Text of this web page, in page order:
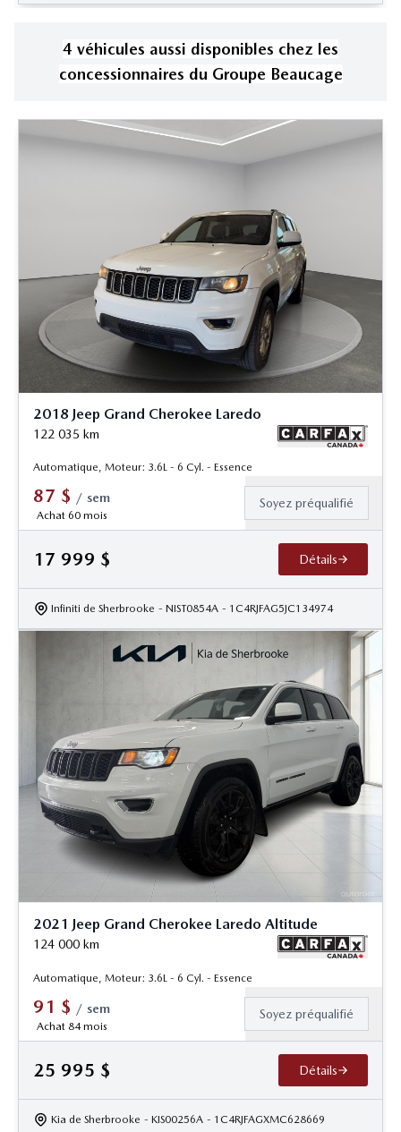
4 véhicules aussi disponibles chez les
concessionnaires du Groupe Beaucage
2018 Jeep Grand Cherokee Laredo
122 035 km
Automatique, Moteur: 3.6L - 6 Cyl. - Essence
87 $ / sem
Achat 60 mois
Soyez préqualifié
17 999 $ Détails
Infiniti de Sherbrooke - NIST0854A - 1C4RJFAG5JC134974
2021 Jeep Grand Cherokee Laredo Altitude
124 000 km
Automatique, Moteur: 3.6L - 6 Cyl. - Essence
91 $ / sem
Achat 84 mois
Soyez préqualifié
25 995 $ Détails
Kia de Sherbrooke - KIS00256A - 1C4RJFAGXMC628669